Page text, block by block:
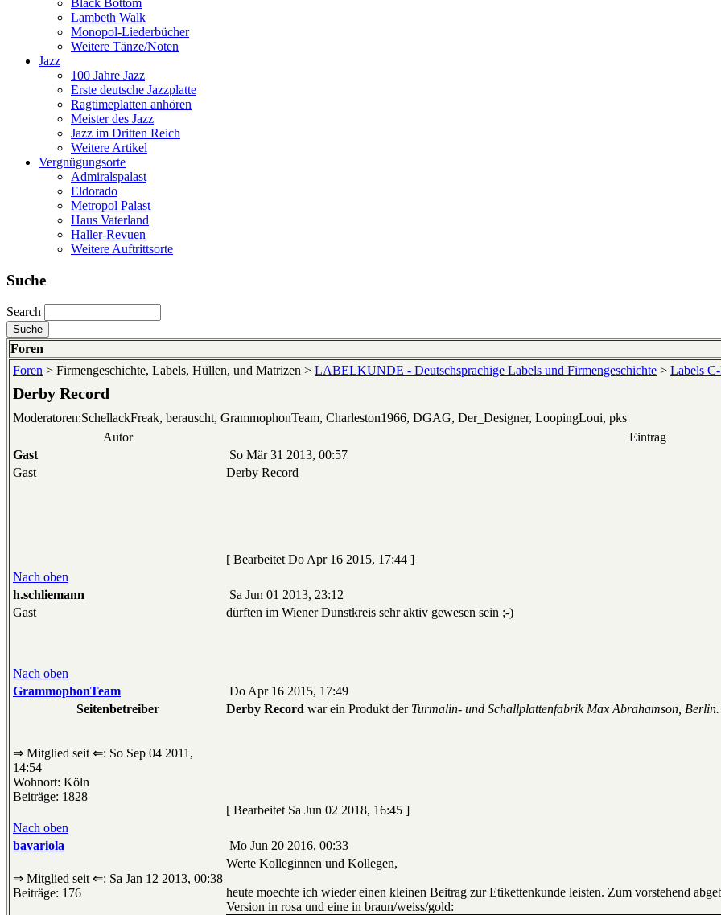
Lambeth Walk
Monopol-Liederbücher
Weitere Tänze/Noten
Jazz
100 Jahre Jazz
Erste deutsche Jazzplatte
Ragtimeplatten anhören
Meister des Jazz
Jazz im Dritten Reich
Weitere Artikel
Vergnügungsorte
Admiralspalast
Eldorado
Metropol Palast
Haus Vaterland
Haller-Revuen
Weitere Auftrittsorte
Suche
Search
Foren
Foren > Firmengeschichte, Labels, Hüllen, und Matrizen > LABELKUNDE - Deutschsprachige Labels und Firmengeschichte > Labels
Derby Record
Moderatoren:SchellackFreak, berauscht, GrammophonTeam, Charleston1966, DGAG, Der_Designer, LoopingLoui, pks
Autor
Eintrag
Gast
So Mär 31 2013, 00:57
Gast
Derby Record
[ Bearbeitet Do Apr 16 2015, 17:44 ]
Nach oben
h.schliemann
Sa Jun 01 2013, 23:12
Gast
dürften im Wiener Dunstkreis sehr aktiv gewesen sein ;-)
Nach oben
GrammophonTeam
Do Apr 16 2015, 17:49
Seitenbetreiber
⇒ Mitglied seit ⇐: So Sep 04 2011,
14:54
Wohnort: Köln
Beiträge: 1828
Derby Record war ein Produkt der Turmalin- und Schallplattenfabrik Max Abrahamson, Berlin.
[ Bearbeitet Sa Jun 02 2018, 16:45 ]
Nach oben
bavariola
Mo Jun 20 2016, 00:33
⇒ Mitglied seit ⇐: Sa Jan 12 2013, 00:38
Beiträge: 176
Werte Kolleginnen und Kollegen,
heute moechte ich wieder einen kleinen Beitrag zur Etikettenkunde leisten. Zum vorstehend
Version in rosa und eine in braun/weiss/gold: